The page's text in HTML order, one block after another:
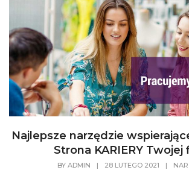
Najlepsze narzędzie
Strona KARIERY Twojej
BY ADMIN | 28 LUTEGO 2021 |